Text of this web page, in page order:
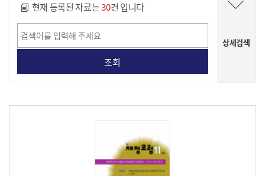
현재 등록된 자료는30건 입니다
상세검색